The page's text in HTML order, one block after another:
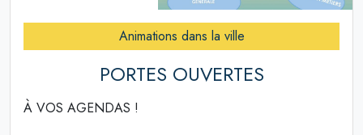
Animations dans la ville
PORTES OUVERTES
À VOS AGENDAS !